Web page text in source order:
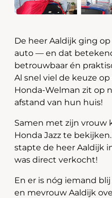
De heer Aaldijk ging
auto — en dat
betrouwbaar én
Al snel viel de keuze
Honda-Welman zit op
afstand van hun huis!
Samen met zijn vrouw
Honda Jazz te
stapte de heer Aaldijk
was direct verkocht!
En er is nóg iemand
en mevrouw Aaldijk